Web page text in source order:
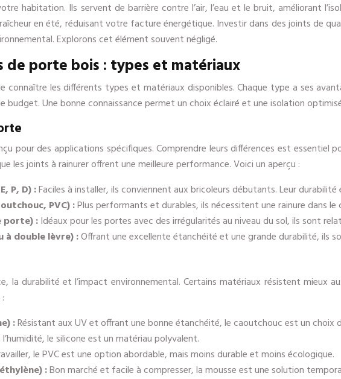
habitation. Ils servent de barrière contre l’air, l’eau et le bruit, améliorant
en été, réduisant votre facture énergétique. Investir dans des joints de
Explorons cet élément souvent négligé.
de porte bois : types et matériaux
connaître les différents types et matériaux disponibles. Chaque type a ses
budget. Une bonne connaissance permet un choix éclairé et une isolation
pour des applications spécifiques. Comprendre leurs différences est
les joints à rainurer offrent une meilleure performance. Voici un aperçu :
P, D) :Faciles à installer, ils conviennent aux bricoleurs débutants. Leur
PVC) :Plus performants et durables, ils nécessitent une rainure dans le
porte) :Idéaux pour les portes avec des irrégularités au niveau du sol, ils sont
à double lèvre) :Offrant une excellente étanchéité et une grande durabilité, ils
la durabilité et l’impact environnemental. Certains matériaux résistent mieux
:Résistant aux UV et offrant une bonne étanchéité, le caoutchouc est un choix
le silicone est un matériau polyvalent.
le PVC est une option abordable, mais moins durable et moins écologique.
:Bon marché et facile à compresser, la mousse est une solution